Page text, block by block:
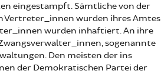
eingestampft. Sämtliche von der
Vertreter_innen wurden ihres Amtes
wurden inhaftiert. An ihre
sogenannte
Den meisten der ins
der Demokratischen Partei der